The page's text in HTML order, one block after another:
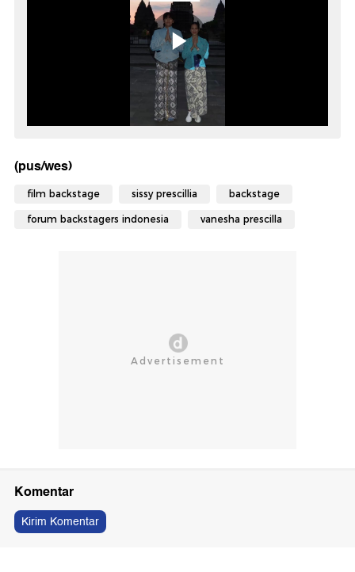
(pus/wes)
film backstage sissy prescillia backstage
forum backstagers indonesia vanesha prescilla
Komentar
Kirim Komentar